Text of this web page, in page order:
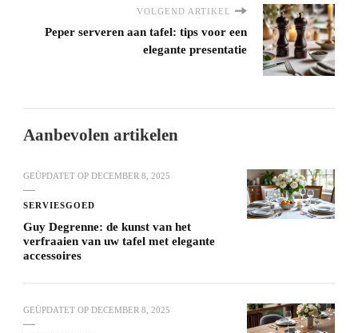
VOLGEND ARTIKEL
Peper serveren aan tafel: tips voor een
elegante presentatie
Aanbevolen artikelen
GEÜPDATET OP DECEMBER 8, 2025
SERVIESGOED
Guy Degrenne: de kunst van het
verfraaien van uw tafel met elegante
accessoires
GEÜPDATET OP DECEMBER 8, 2025